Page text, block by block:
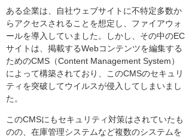
ある企業は、自社ウェブサイトに不特定多数か
らアクセスされることを想定し、ファイアウォ
ールを導入していました。しかし、その中のEC
サイトは、掲載するWebコンテンツを編集する
ためのCMS（Content Management System）
によって構築されており、このCMSのセキュリ
ティを突破してウイルスが侵入してしまいまし
た。
このCMSにもセキュリティ対策はされていたも
のの、在庫管理システムなど複数のシステムを